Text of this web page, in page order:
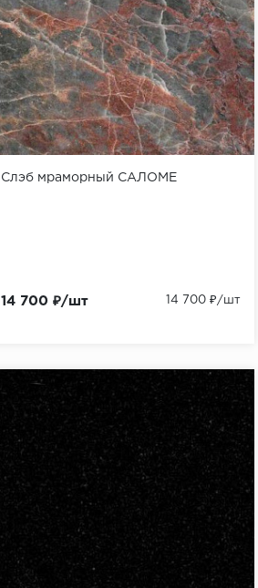
Слэб мраморный САЛОМЕ
14 700 ₽/шт 14 700 ₽/шт